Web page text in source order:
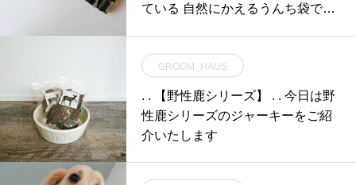
ている 自然にかえるうんち袋です
GROOM_HAUS
. . 【野性鹿シリーズ】 . . 今日は野
性鹿シリーズのジャーキーをご紹
介いたします